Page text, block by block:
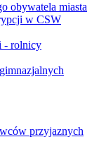
obywatela miasta
w CSW
- rolnicy
przyjaznych